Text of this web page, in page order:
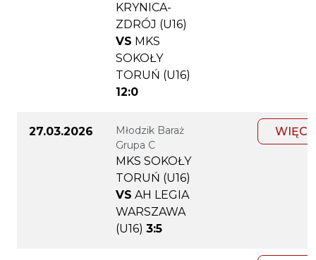
KRYNICA-
ZDRÓJ (U16)
VS MKS
SOKOŁY
TORUŃ (U16)
12:0
27.03.2026
Młodzik Baraż
Grupa C
MKS SOKOŁY
TORUŃ (U16)
VS AH LEGIA
WARSZAWA
(U16) 3:5